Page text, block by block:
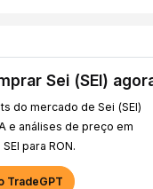
Sei (SEI)
do mercado de Sei (SEI)
e análises de preço em
para RON.
TradeGPT